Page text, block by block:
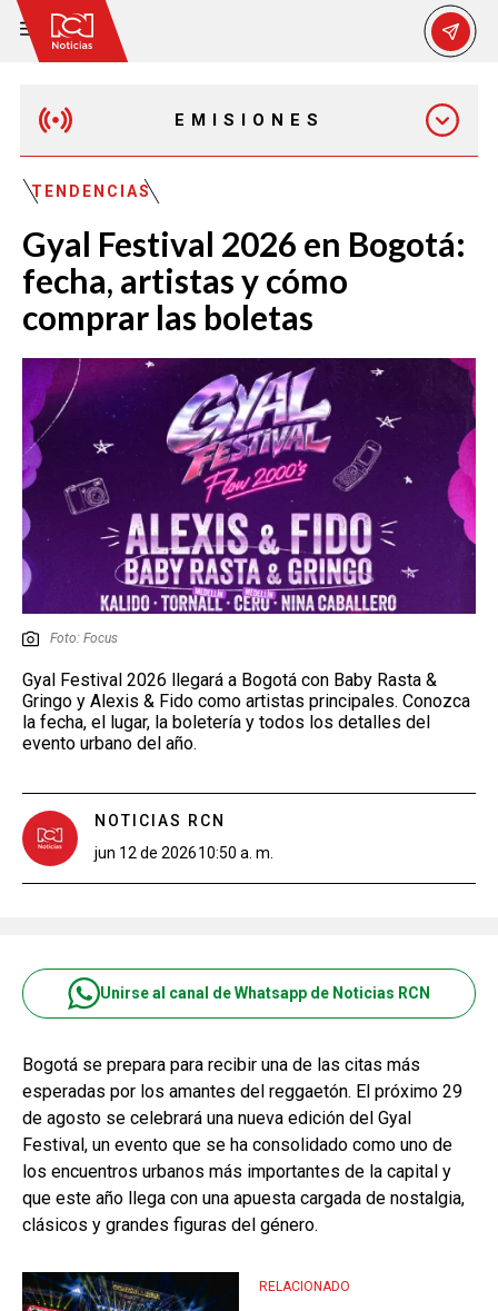
EMISIONES
EMISIÓN 12:30 PM
EMISIÓN 7:00 PM
EMISIÓN 11:30 PM
TENDENCIAS
Gyal Festival 2026 en Bogotá:
fecha, artistas y cómo
comprar las boletas
Foto: Focus
Gyal Festival 2026 llegará a Bogotá con Baby Rasta &
Gringo y Alexis & Fido como artistas principales. Conozca
la fecha, el lugar, la boletería y todos los detalles del
evento urbano del año.
NOTICIAS RCN
jun 12 de 202610:50 a. m.
Unirse al canal de Whatsapp de Noticias RCN
Bogotá se prepara para recibir una de las citas más
esperadas por los amantes del reggaetón. El próximo 29
de agosto se celebrará una nueva edición del Gyal
Festival, un evento que se ha consolidado como uno de
los encuentros urbanos más importantes de la capital y
que este año llega con una apuesta cargada de nostalgia,
clásicos y grandes figuras del género.
RELACIONADO